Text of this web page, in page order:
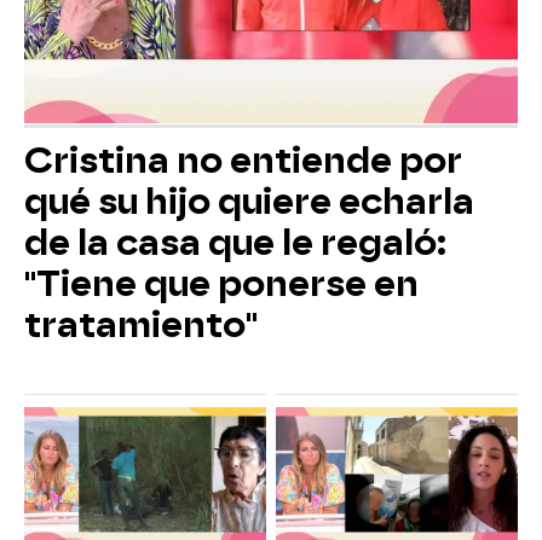
Cristina no entiende por
qué su hijo quiere echarla
de la casa que le regaló:
"Tiene que ponerse en
tratamiento"